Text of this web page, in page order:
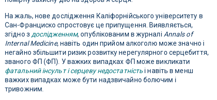
На жаль, нове дослідження Каліфорнійського університету в
Сан-Франциско спростовує це припущення. Виявляється,
згідно з дослідженням, опублікованим в журналі Annals of
Internal Medicine, навіть один прийом алкоголю може значно і
негайно збільшити ризик розвитку нерегулярного серцебиття,
званого ФП (ФП). У важких випадках ФП може викликати
фатальний інсульт і серцеву недостатністьі навіть в менш
важких випадках може бути надзвичайно болючим і
тривожним.